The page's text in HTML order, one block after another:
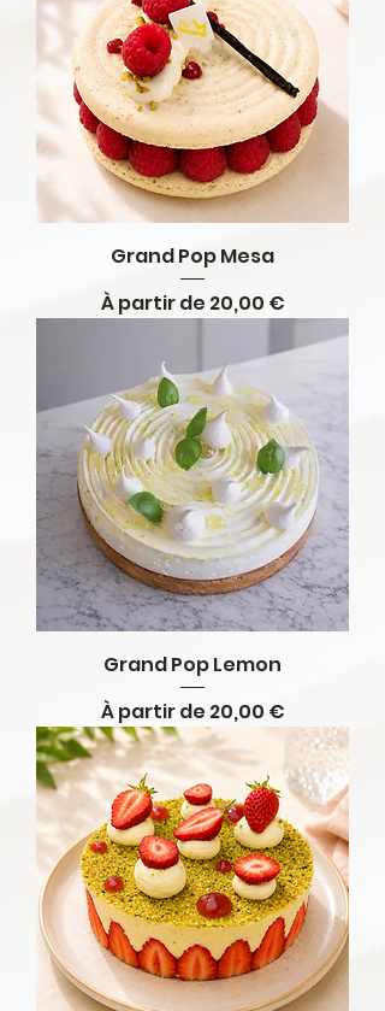
Grand Pop Mesa
À partir de 20,00 €
Prix promotionnel
Grand Pop Lemon
À partir de 20,00 €
Prix promotionnel